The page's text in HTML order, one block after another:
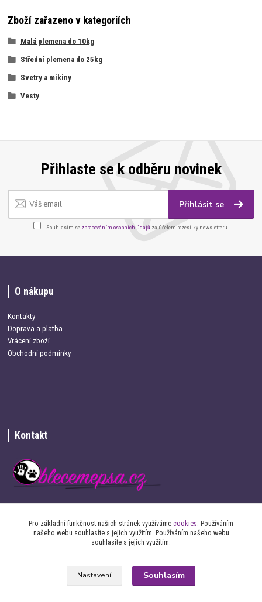
Zboží zařazeno v kategoriích
Malá plemena do 10kg
Střední plemena do 25kg
Svetry a mikiny
Vesty
Přihlaste se k odběru novinek
Přihlásit se
Souhlasím se zpracováním osobních údajů za účelem rozesílky newsletteru.
O nákupu
Kontakty
Doprava a platba
Vrácení zboží
Obchodní podmínky
Kontakt
info@oblecemepsa.cz
Pro základní funkčnost našich stránek využíváme cookies. Používáním
našeho webu souhlasíte s jejich využitím. Používáním našeho webu
souhlasíte s jejich využitím.
Nastavení Souhlasím